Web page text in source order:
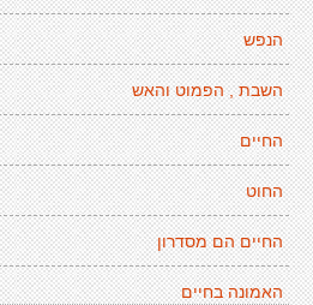
הנפש
השבת , הפמוט והאש
החיים
החוט
החיים הם מסדרון
האמונה בחיים